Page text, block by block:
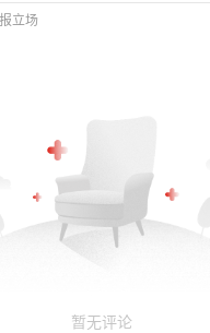
立场
暂无评论